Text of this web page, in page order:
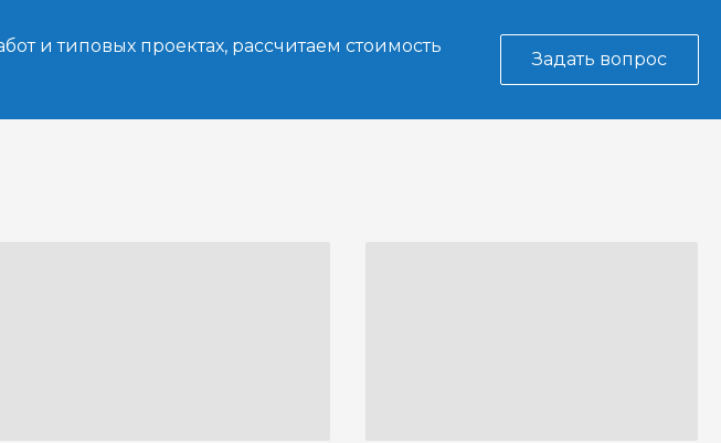
и типовых проектах, рассчитаем стоимость
Задать вопрос